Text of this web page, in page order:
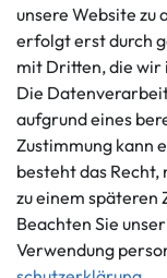
info@gameworld.de
Kontaktformular
Informationen
Ankauf
Über uns
Häufig gestellte Fragen
Zahlung und Versand
unsere Website
erfolgt erst durch
mit Dritten, die wir
Die
aufgrund eines
Zustimmung kann
besteht das
zu einem späteren
Beachten Sie unser
Verwendung